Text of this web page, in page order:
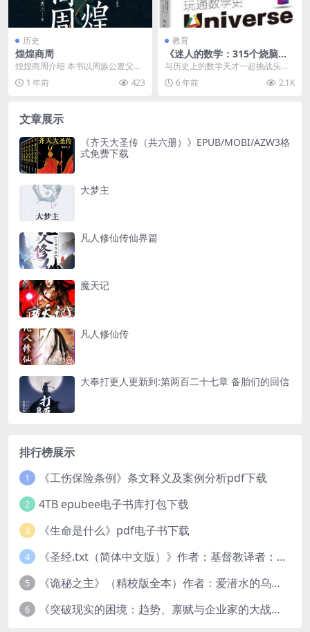
历史
煌煌商周
煌煌商周介绍 本书以周族公亶父迁
岐山至周公旦病逝的百余年间前史
为主线，辅以晚商武...
1 年前 423
教育
《迷人的数学：315个烧脑游
戏玩通数学史》
与历史上的数学天才一起挑战头脑
体操 315个经典游戏开发大脑潜
能，呈现数学之美 ...
6 年前 2.1K
文章展示
《齐天大圣传（共六册）》EPUB/MOBI/AZW3格
式免费下载
大梦主
凡人修仙传仙界篇
魔天记
凡人修仙传
大奉打更人更新到:第两百二十七章 备胎们的回信
排行榜展示
1 《工伤保险条例》条文释义及案例分析pdf下载
2 4TB epubee电子书库打包下载
3 《生命是什么》pdf电子书下载
4 《圣经.txt（简体中文版）》作者：基督教译者：中国基督教协会
5 《诡秘之主》（精校版全本）作者：爱潜水的乌贼txt
6 《突破现实的困境：趋势、禀赋与企业家的大战略》pdf图书下载